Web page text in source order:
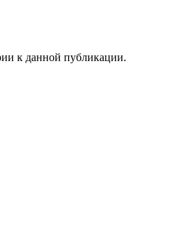
к данной публикации.